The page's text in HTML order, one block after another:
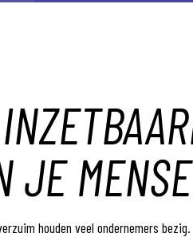
JE
houden veel ondernemers